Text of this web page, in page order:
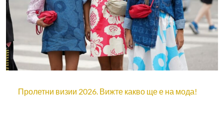
Пролетни визии 2026. Вижте какво ще е на мода!